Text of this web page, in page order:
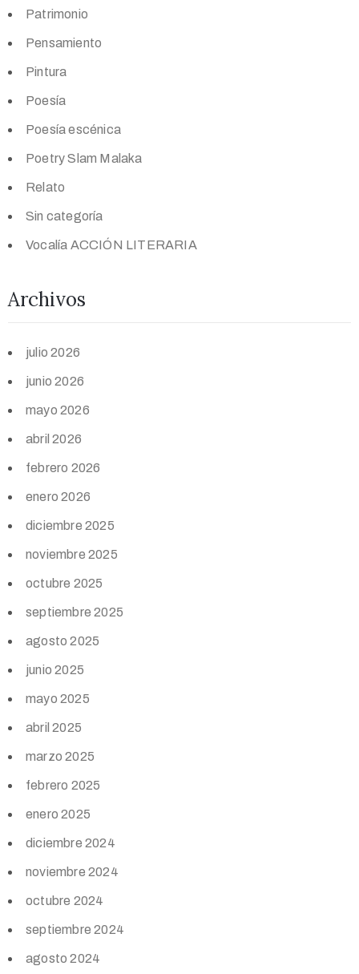
Patrimonio
Pensamiento
Pintura
Poesía
Poesía escénica
Poetry Slam Malaka
Relato
Sin categoría
Vocalía ACCIÓN LITERARIA
Archivos
julio 2026
junio 2026
mayo 2026
abril 2026
febrero 2026
enero 2026
diciembre 2025
noviembre 2025
octubre 2025
septiembre 2025
agosto 2025
junio 2025
mayo 2025
abril 2025
marzo 2025
febrero 2025
enero 2025
diciembre 2024
noviembre 2024
octubre 2024
septiembre 2024
agosto 2024